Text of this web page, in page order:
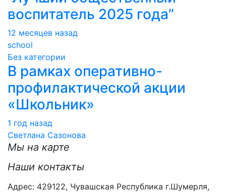
воспитатель 2025 года”
12 месяцев назад
school
Без категории
В рамках оперативно-
профилактической акции
«Школьник»
1 год назад
Светлана Сазонова
Мы на карте
Наши контакты
Адрес: 429122, Чувашская Республика г.Шумерля,